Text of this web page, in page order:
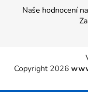
Naše hodnocení
Copyright 2026